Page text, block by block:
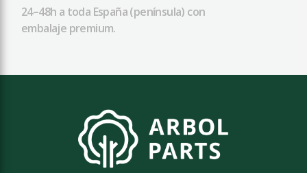
24–48h a toda España (península) con
embalaje premium.